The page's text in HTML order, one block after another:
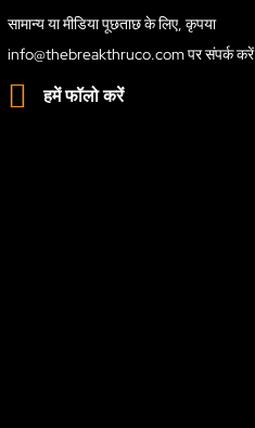
सामान्य या मीडिया पूछताछ के लिए, कृपया
info@thebreakthruco.comपर संपर्क करें
हमें फॉलो करें